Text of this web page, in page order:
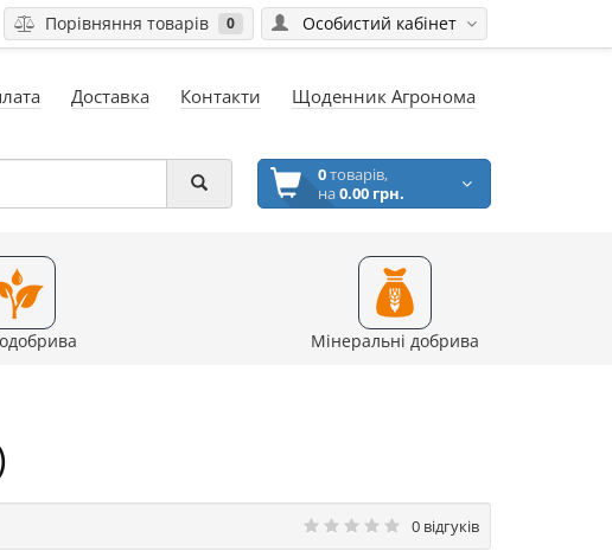
Особистий кабінет
Порівняння товарів 0
Доставка Контакти Щоденник Агронома
0товарів,
на0.00 грн.
Мінеральні добрива
0 відгуків